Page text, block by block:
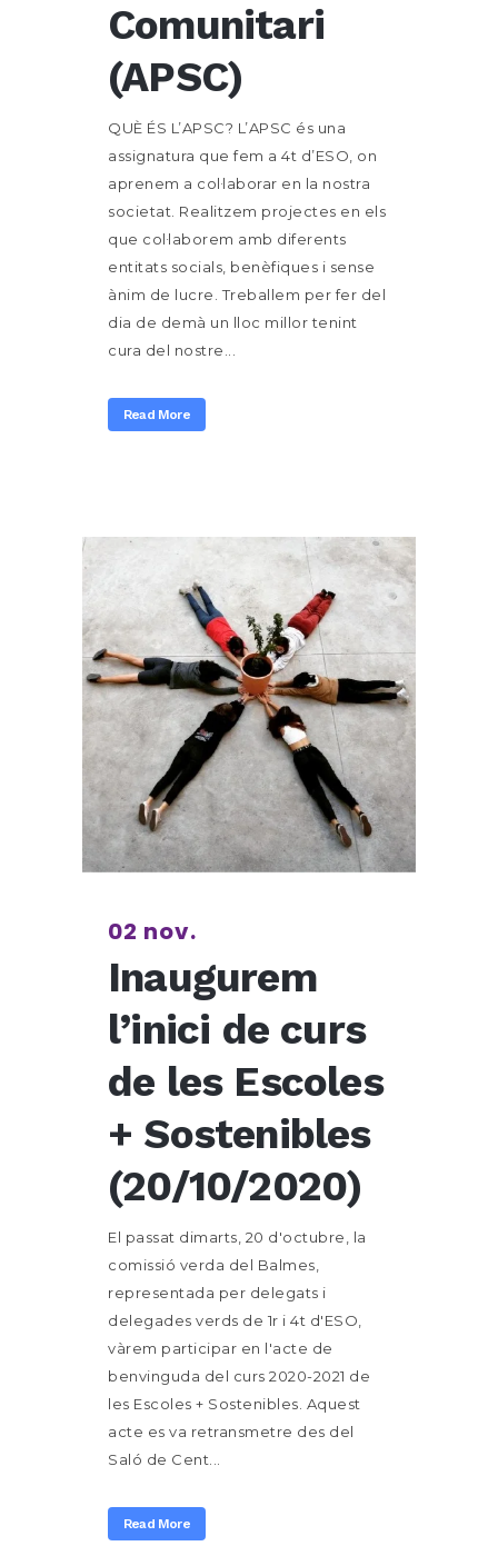
Comunitari
(APSC)
QUÈ ÉS L’APSC? L’APSC és una
assignatura que fem a 4t d’ESO, on
aprenem a col·laborar en la nostra
societat. Realitzem projectes en els
que col·laborem amb diferents
entitats socials, benèfiques i sense
ànim de lucre. Treballem per fer del
dia de demà un lloc millor tenint
cura del nostre...
Read More
02 nov.
Inaugurem
l’inici de curs
de les Escoles
+ Sostenibles
(20/10/2020)
El passat dimarts, 20 d'octubre, la
comissió verda del Balmes,
representada per delegats i
delegades verds de 1r i 4t d'ESO,
vàrem participar en l'acte de
benvinguda del curs 2020-2021 de
les Escoles + Sostenibles. Aquest
acte es va retransmetre des del
Saló de Cent...
Read More